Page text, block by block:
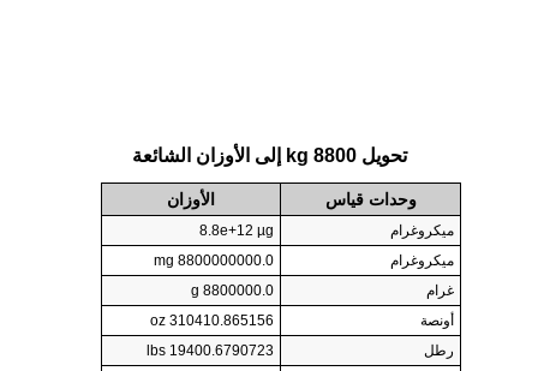
تحويل 8800 kg إلى الأوزان الشائعة
وحدات قياس الأوزان
ميكروغرام
8.8e+12 µg
ميكروغرام
8800000000.0 mg
غرام
8800000.0 g
أونصة
310410.865156 oz
رطل
19400.6790723 lbs